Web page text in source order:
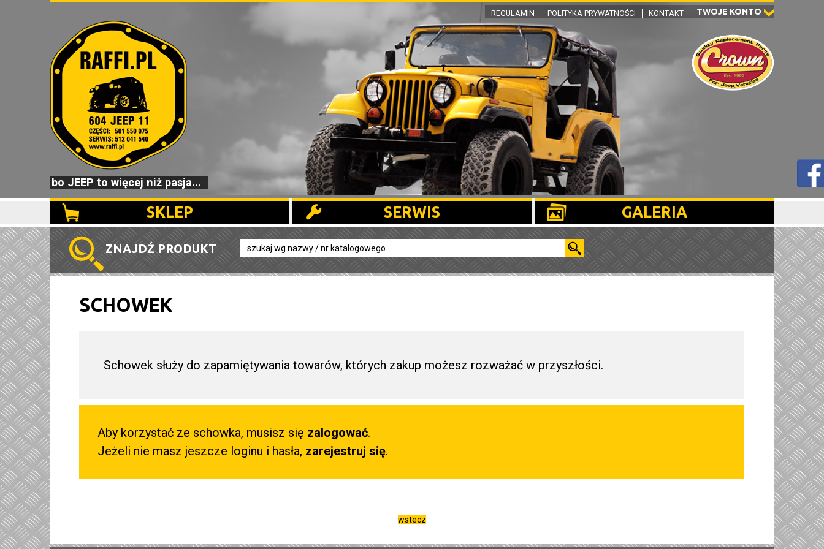
TWOJE KONTO
REGULAMIN POLITYKA PRYWATNOŚCI KONTAKT
bo JEEP to więcej niż pasja...
SKLEP SERWIS GALERIA
ZNAJDŹ PRODUKT
SCHOWEK
Schowek służy do zapamiętywania towarów, których zakup możesz rozważać w przyszłości.
Aby korzystać ze schowka, musisz się zalogować.
Jeżeli nie masz jeszcze loginu i hasła, zarejestruj się.
wstecz